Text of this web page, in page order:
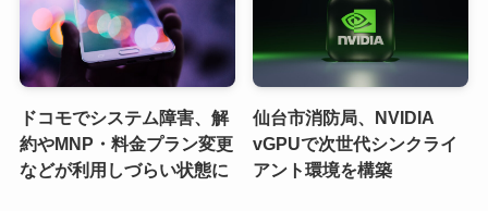
ドコモでシステム障害、解
約やMNP・料金プラン変更
などが利用しづらい状態に
仙台市消防局、NVIDIA
vGPUで次世代シンクライ
アント環境を構築